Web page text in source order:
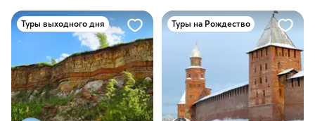
Туры выходного дня Туры на Рождество